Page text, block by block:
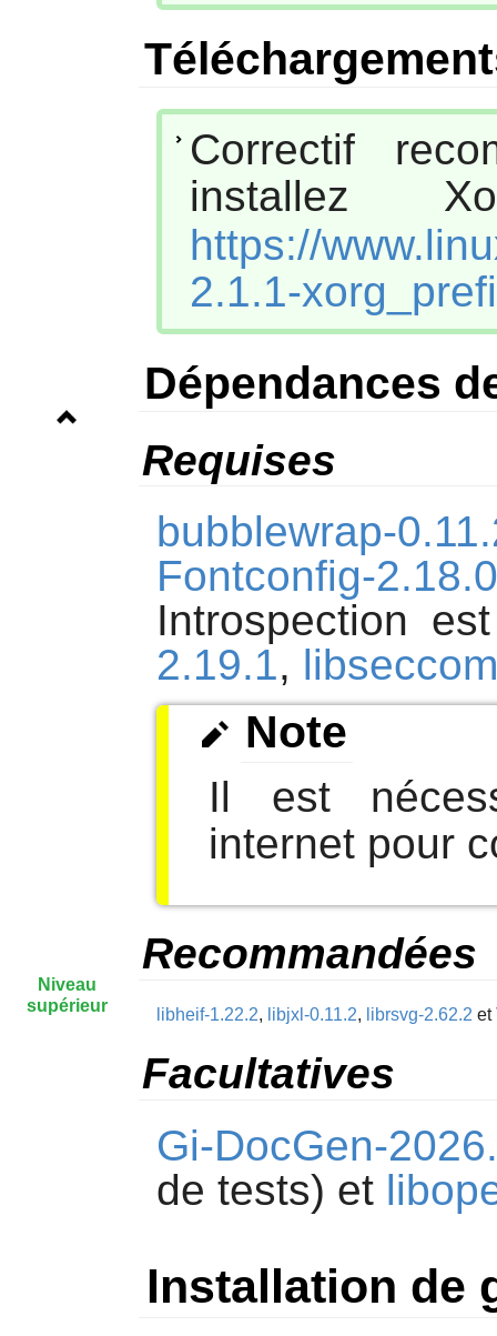
Correctif
installez
https://
2.1.1-
Dépendances
Requises
bubblewrap-
Fontconfig-2.18.0
Introspection
2.19.1,
Note
Il est
internet pour
Recommandées
libheif-1.22.2, libjxl-0.11.2, librsvg-2.62.2 et
Facultatives
Gi-DocGen-
de tests) et
Installation de
Niveau
supérieur